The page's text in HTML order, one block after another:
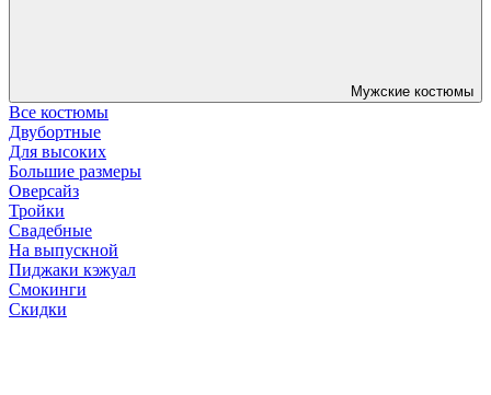
Мужские костюмы
Все костюмы
Двубортные
Для высоких
Большие размеры
Оверсайз
Тройки
Свадебные
На выпускной
Пиджаки кэжуал
Смокинги
Скидки